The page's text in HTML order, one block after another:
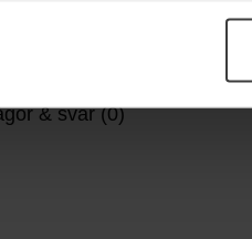
& svar (0)